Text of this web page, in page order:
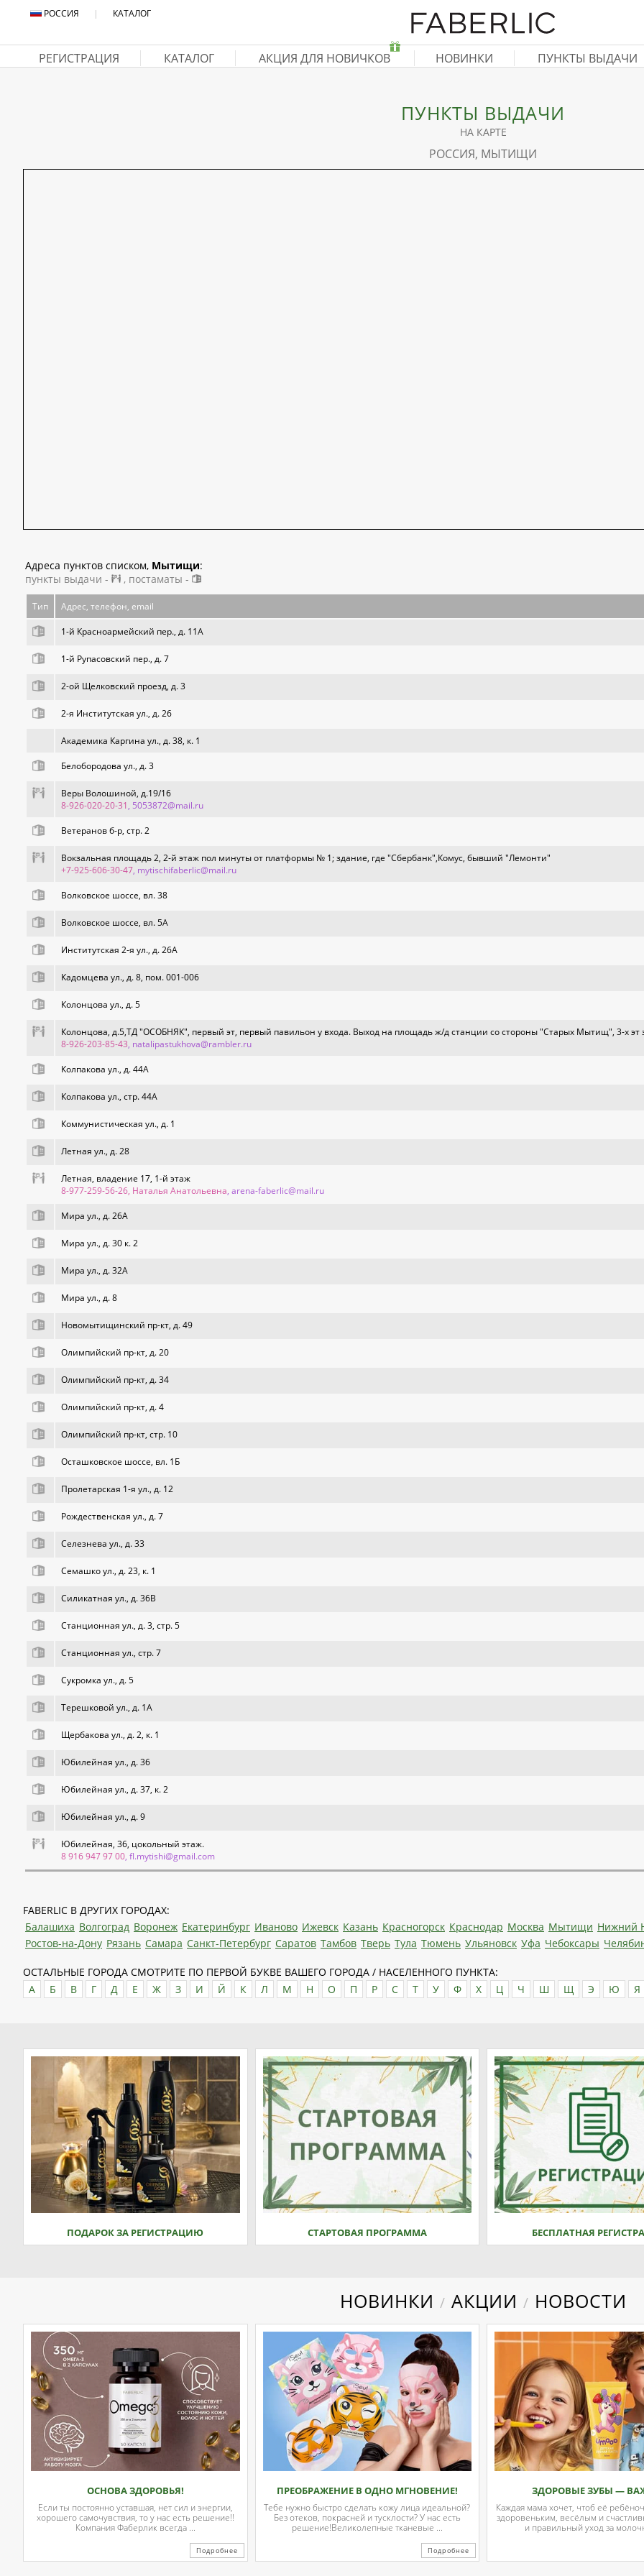
РОССИЯ | КАТАЛОГ
РЕГИСТРАЦИЯ КАТАЛОГ АКЦИЯ ДЛЯ НОВИЧКОВ НОВИНКИ ПУНКТЫ ВЫДАЧИ
ПУНКТЫ ВЫДАЧИ
НА КАРТЕ
РОССИЯ, МЫТИЩИ
Адреса пунктов списком, Мытищи:
пункты выдачи -
, постаматы -
Тип Адрес, телефон, email
1-й Красноармейский пер., д. 11А
1-й Рупасовский пер., д. 7
2-ой Щелковский проезд, д. 3
2-я Институтская ул., д. 26
Академика Каргина ул., д. 38, к. 1
Белобородова ул., д. 3
Веры Волошиной, д.19/16
8-926-020-20-31, 5053872@mail.ru
Ветеранов б-р, стр. 2
Вокзальная площадь 2, 2-й этаж пол минуты от платформы № 1; здание, где "Сбербанк",Комус, бывший "Лемонти"
+7-925-606-30-47, mytischifaberlic@mail.ru
Волковское шоссе, вл. 38
Волковское шоссе, вл. 5А
Институтская 2-я ул., д. 26А
Кадомцева ул., д. 8, пом. 001-006
Колонцова ул., д. 5
Колонцова, д.5,ТД "ОСОБНЯК", первый эт, первый павильон у входа. Выход на площадь ж/д станции со стороны "Старых Мытищ", 3-х эт
8-926-203-85-43, natalipastukhova@rambler.ru
Колпакова ул., д. 44А
Колпакова ул., стр. 44А
Коммунистическая ул., д. 1
Летная ул., д. 28
Летная, владение 17, 1-й этаж
8-977-259-56-26, Наталья Анатольевна, arena-faberlic@mail.ru
Мира ул., д. 26А
Мира ул., д. 30 к. 2
Мира ул., д. 32А
Мира ул., д. 8
Новомытищинский пр-кт, д. 49
Олимпийский пр-кт, д. 20
Олимпийский пр-кт, д. 34
Олимпийский пр-кт, д. 4
Олимпийский пр-кт, стр. 10
Осташковское шоссе, вл. 1Б
Пролетарская 1-я ул., д. 12
Рождественская ул., д. 7
Селезнева ул., д. 33
Семашко ул., д. 23, к. 1
Силикатная ул., д. 36В
Станционная ул., д. 3, стр. 5
Станционная ул., стр. 7
Сукромка ул., д. 5
Терешковой ул., д. 1А
Щербакова ул., д. 2, к. 1
Юбилейная ул., д. 36
Юбилейная ул., д. 37, к. 2
Юбилейная ул., д. 9
Юбилейная, 36, цокольный этаж.
8 916 947 97 00, fl.mytishi@gmail.com
FABERLIC В ДРУГИХ ГОРОДАХ:
Балашиха Волгоград Воронеж Екатеринбург Иваново Ижевск Казань Красногорск Краснодар Москва Мытищи Нижний
Ростов-на-Дону Рязань Самара Санкт-Петербург Саратов Тамбов Тверь Тула Тюмень Ульяновск Уфа Чебоксары
ОСТАЛЬНЫЕ ГОРОДА СМОТРИТЕ ПО ПЕРВОЙ БУКВЕ ВАШЕГО ГОРОДА / НАСЕЛЕННОГО ПУНКТА:
А
Б В Г Д Е Ж З И Й К Л М Н О П Р С Т У Ф Х Ц Ч Ш Щ Э Ю Я
ПОДАРОК ЗА РЕГИСТРАЦИЮ СТАРТОВАЯ ПРОГРАММА БЕСПЛАТНАЯ
НОВИНКИ / АКЦИИ / НОВОСТИ
ОСНОВА ЗДОРОВЬЯ!
Если ты постоянно уставшая, нет сил и энергии,
хорошего самочувствия, то у нас есть решение!!
Компания Фаберлик всегда ...
Подробнее
ПРЕОБРАЖЕНИЕ В ОДНО МГНОВЕНИЕ!
Тебе нужно быстро сделать кожу лица идеальной?
Без отеков, покрасней и тусклости? У нас есть
решение!Великолепные тканевые ...
Подробнее
ЗДОРОВЫЕ ЗУБЫ —
Каждая мама хочет, чтоб её
здоровеньким, весёлым и
и правильный уход за